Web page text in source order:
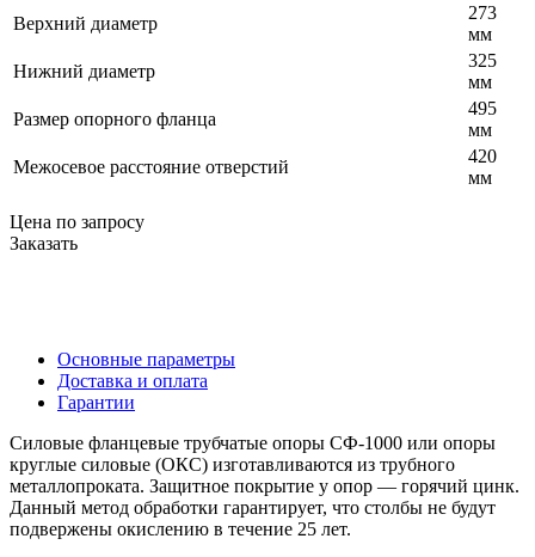
Верхний диаметр
273
мм
Нижний диаметр
325
мм
Размер опорного фланца
495
мм
Межосевое расстояние отверстий
420
мм
Цена по запросу
Заказать
Основные параметры
Доставка и оплата
Гарантии
Силовые фланцевые трубчатые опоры СФ-1000 или опоры
круглые силовые (ОКС) изготавливаются из трубного
металлопроката. Защитное покрытие у опор — горячий цинк.
Данный метод обработки гарантирует, что столбы не будут
подвержены окислению в течение 25 лет.